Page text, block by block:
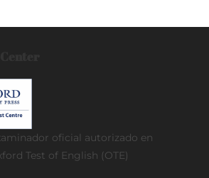
oficial autorizado en
Test of English (OTE)